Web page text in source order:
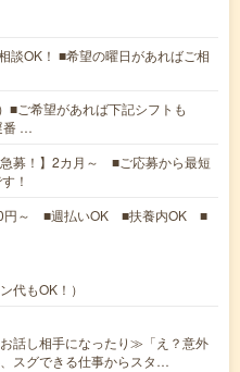
談OK！ ■希望の曜日があればご相
■ご希望があれば下記シフトも
番 …
急募！】2カ月～ ■ご応募から最短
！
円～ ■週払いOK ■扶養内OK ■
代もOK！）
話し相手になったり≫「え？意外
スグできる仕事からスタ…